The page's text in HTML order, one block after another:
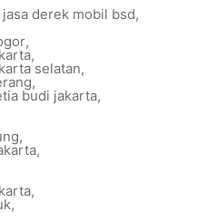
jasa derek mobil bsd,
,
,
selatan,
,
budi jakarta,
,
,
,
,